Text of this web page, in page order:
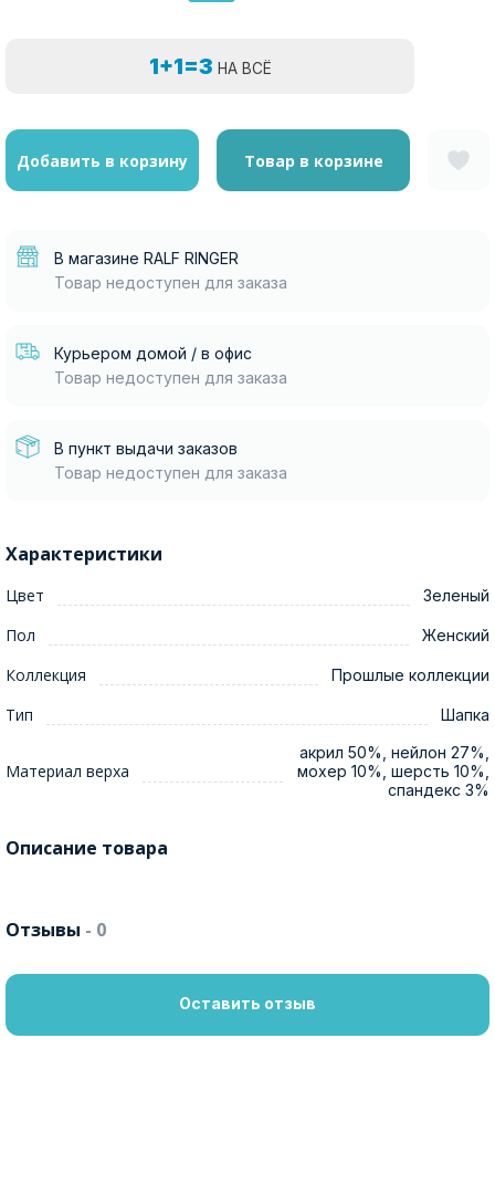
1+1=3 НА ВСЁ
Добавить в корзину Товар в корзине
В магазине RALF RINGER
Товар недоступен для заказа
Курьером домой / в офис
Товар недоступен для заказа
В пункт выдачи заказов
Товар недоступен для заказа
Характеристики
Цвет Зеленый
Пол Женский
Коллекция Прошлые коллекции
Тип Шапка
Материал верха
акрил 50%, нейлон 27%,
мохер 10%, шерсть 10%,
спандекс 3%
Описание товара
Отзывы - 0
Оставить отзыв